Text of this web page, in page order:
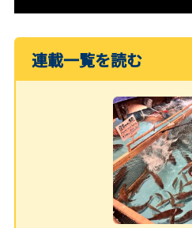
連載一覧を読む